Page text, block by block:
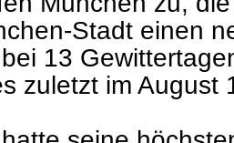
Stadt einen
13
zuletzt im August